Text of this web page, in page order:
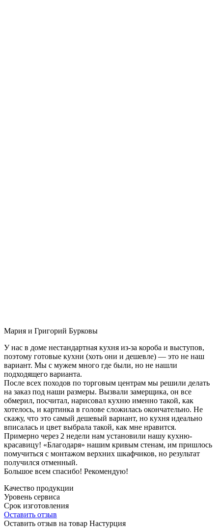
Мария и Григорий Бурковы
У нас в доме нестандартная кухня из-за короба и выступов,
поэтому готовые кухни (хоть они и дешевле) — это не наш
вариант. Мы с мужем много где были, но не нашли
подходящего варианта.
После всех походов по торговым центрам мы решили делать
на заказ под наши размеры. Вызвали замерщика, он все
обмерил, посчитал, нарисовал кухню именно такой, как
хотелось, и картинка в голове сложилась окончательно. Не
скажу, что это самый дешевый вариант, но кухня идеально
вписалась и цвет выбрала такой, как мне нравится.
Примерно через 2 недели нам установили нашу кухню-
красавицу! «Благодаря» нашим кривым стенам, им пришлось
помучиться с монтажом верхних шкафчиков, но результат
получился отменный.
Большое всем спасибо! Рекомендую!
Качество продукции
Уровень сервиса
Срок изготовления
Оставить отзыв
Оставить отзыв на товар Настурция